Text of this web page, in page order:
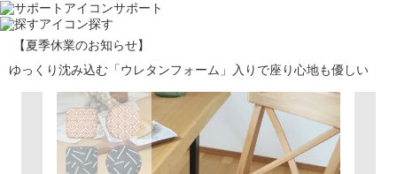
サポート
探す
【夏季休業のお知らせ】
ゆっくり沈み込む「ウレタンフォーム」入りで座り心地も優しい